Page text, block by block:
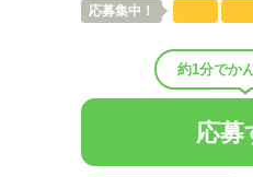
応募集中！
約1分でか
応募